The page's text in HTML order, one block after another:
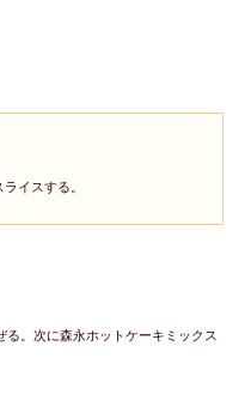
イスする。
。次に森永ホットケーキミックス